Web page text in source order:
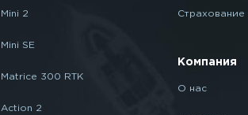
Mini 2
Mini SE
Matrice 300 RTK
Action 2
Страхование
Компания
О нас